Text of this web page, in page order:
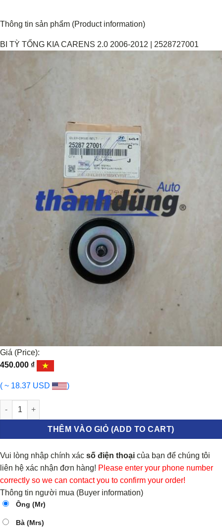
Thông tin sản phẩm (Product information)
BI TỲ TỔNG KIA CARENS 2.0 2006-2012 | 2528727001
Giá (Price):
450.000 ₫
( ~ 18.37 USD )
BI TỲ TỔNG KIA CARENS 2.0 2006-2012 | 2528727001 số lượng
THÊM VÀO GIỎ (ADD TO CART)
Vui lòng nhập chính xác số điện thoại của bạn để chúng tôi
liên hệ xác nhận đơn hàng! Please enter your phone number
correctly so we can contact you to confirm your order!
Thông tin người mua (Buyer information)
Ông (Mr)
Bà (Mrs)